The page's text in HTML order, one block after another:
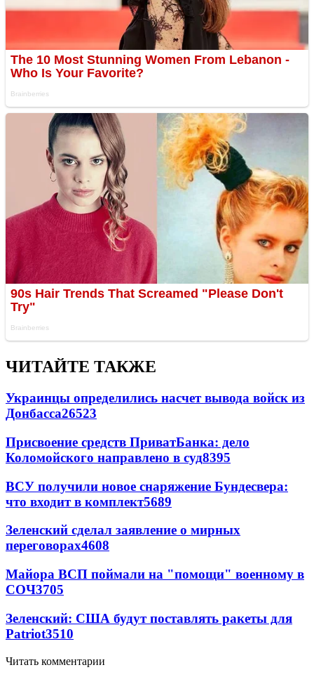
ЧИТАЙТЕ ТАКЖЕ
Украинцы определились насчет вывода войск из
Донбасса26523
Присвоение средств ПриватБанка: дело
Коломойского направлено в суд8395
ВСУ получили новое снаряжение Бундесвера:
что входит в комплект5689
Зеленский сделал заявление о мирных
переговорах4608
Майора ВСП поймали на "помощи" военному в
СОЧ3705
Зеленский: США будут поставлять ракеты для
Patriot3510
Читать комментарии